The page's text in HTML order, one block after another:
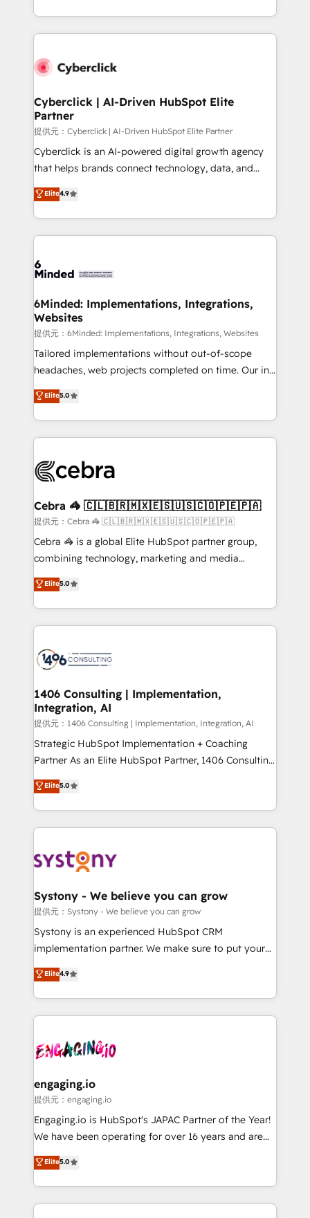
America. From casual user to super fan: make
Canada, we’ve delivered thousands of successful
HubSpot projects for mid-market and enterprise
combine HubSpot, data, and AI to design connected
and technology for predictable, scalable revenue
growth. Our expertise spans RevOps, CRM and data
architecture, AI enablement, and strategic marketing,
delivered through our proprietary FLAIR framework
for responsible AI adoption. As a HubSpot Elite
we blend strategy, creativity, and technology to help
organisations scale smarter and grow stronger.
Cyberclick | AI-Driven HubSpot Elite
Partner
提供元：Cyberclick | AI-Driven HubSpot Elite Partner
Cyberclick is an AI-powered digital growth agency
that helps brands connect technology, data, and
creativity to achieve measurable results. Founded in
Barcelona and operating across Spain, LATAM, and
the UK, we support global companies in building
smarter marketing, sales, and customer success
Iberia (Spain & Portugal), we combine human insight
growth. Our multidisciplinary team designs solutions
that simplify complexity, boost performance, and
turn innovation into real impact. 🌍 Highlights •
HubSpot Partner since 2012 • 2022 EMEA Impact
Award: Best Integration • 150+ successful HubSpot
technology for integrations • Multilingual team:
English, Spanish, Portuguese & Italian 👉 Grow
Elite4.9
6Minded: Implementations, Integrations,
Websites
提供元：6Minded: Implementations, Integrations, Websites
Tailored implementations without out-of-scope
headaches, web projects completed on time. Our in-
house team of certified CRM architects, experts,
developers, designers, and marketers handles all
aspects of your HubSpot. ✨ 400+ global clients ✨
100+ seamless migrations from 15+ different CRMs
implementations, and 5,000+ pages ✨ CS: Clients
CS: 245% organic growth & +751% new visitors for a
full-funnel HubSpot project ✨ CS: 415% conversion
boost with a new HubSpot site Recognized leaders:
🏆 HubSpot Platform Migration Impact Award 🏆
Inbound Campaign of the Year 🏆 Gold AVA Digital
Award for Best Website 🌟 Accreditations: CRM
Elite5.0
Cebra 🦓 🇨🇱🇧🇷🇲🇽🇪🇸🇺🇸🇨🇴🇵🇪🇵🇦
提供元：Cebra 🦓 🇨🇱🇧🇷🇲🇽🇪🇸🇺🇸🇨🇴🇵🇪🇵🇦
Cebra 🦓 is a global Elite HubSpot partner group,
combining technology, marketing and media
expertise across Latin America and Southern
Europe, with teams across 7 countries. Born in Chile,
we combine local insight with international reach to
help businesses grow through technology, creativity,
500+ HubSpot implementations, building end-to-
inbound and loop marketing, content, and digital
creativity. Our multicultural team works in Spanish,
Portuguese, and English to design scalable strategies
that drive measurable growth. 🌎 Highlights: • 10+
years as a HubSpot partner. • 2023 Impact Awards:
Year LATAM 2022, 2023, 2024, 2025. • Partner of the
Year 2024. • Organizer of Aliados.ai (AI, marketing &
you grow faster, smarter, and with impact.
Elite5.0
1406 Consulting | Implementation,
Integration, AI
提供元：1406 Consulting | Implementation, Integration, AI
Strategic HubSpot Implementation + Coaching
Partner As an Elite HubSpot Partner, 1406 Consulting
helps mid-market revenue teams transform how
they sell, market, and serve. We don't just build your
HubSpot—we teach your team to own it, then stay
to help you keep winning. What We Do ⚙️ CRM
Data & Content 📈 Sales & Marketing Alignment +
Agent Creation 🔄 Custom Integrations & Data
Migration Why 1406 We become part of your team.
Your team learns while we build. We fix what others
broke. Built for mid-market reality—practical
constraints. By the Numbers 🏆 Top 1% of all
HubSpot partners 🔄 Top 5% globally in client
and sales ops at mid-market companies ready to
move beyond spreadsheets into unified systems
Elite5.0
Systony - We believe you can grow
提供元：Systony - We believe you can grow
Systony is an experienced HubSpot CRM
implementation partner. We make sure to put your
organization's needs and goals first and think along
with your organization. We are only satisfied once
you are too. Why Systony? - 20+ years of
experience with CRM, Marketing, Sales & Service
Own back-end developers - Complex data
View, SuperOffice) - Custom integrations (e.g. MS
Business Central, Navision, AX, SAP, Exact, AFAS) We
focus on growing B2B companies in the SME sector
such as manufacturing, SaaS, business services and
partner, we know how important user adoption is.
That's why we have developed a step-by-step
Elite4.9
engaging.io
提供元：engaging.io
Engaging.io is HubSpot's JAPAC Partner of the Year!
We have been operating for over 16 years and are
one of HubSpot's most experienced and technically
capable Agency Partners globally. We specialise in
complex CRM migrations, implementations,
integrations, custom CMS portal development,
Elite5.0